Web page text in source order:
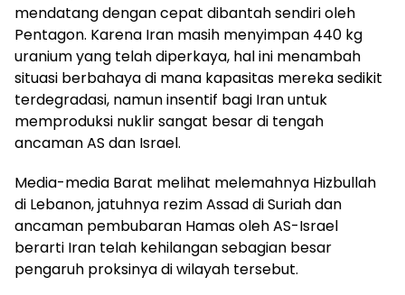
mendatang dengan cepat dibantah sendiri oleh
Pentagon. Karena Iran masih menyimpan 440 kg
uranium yang telah diperkaya, hal ini menambah
situasi berbahaya di mana kapasitas mereka sedikit
terdegradasi, namun insentif bagi Iran untuk
memproduksi nuklir sangat besar di tengah
ancaman AS dan Israel.
Media-media Barat melihat melemahnya Hizbullah
di Lebanon, jatuhnya rezim Assad di Suriah dan
ancaman pembubaran Hamas oleh AS-Israel
berarti Iran telah kehilangan sebagian besar
pengaruh proksinya di wilayah tersebut.